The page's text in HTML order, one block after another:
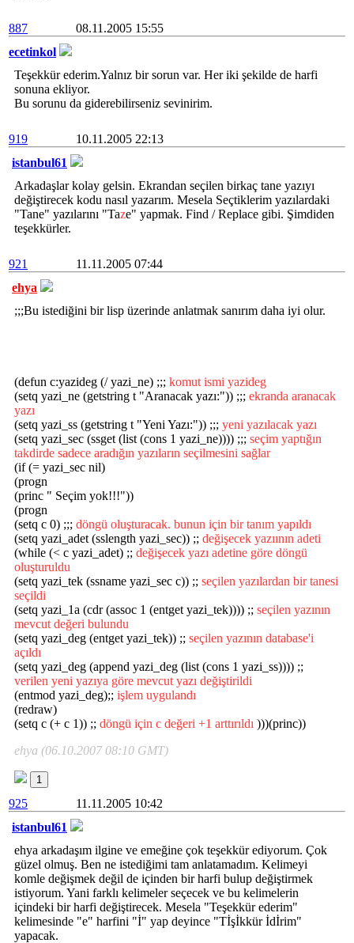
887
08.11.2005 15:55
ecetinkol
Teşekkür ederim.Yalnız bir sorun var. Her iki şekilde de harfi
sonuna ekliyor.
Bu sorunu da giderebilirseniz sevinirim.
919
10.11.2005 22:13
istanbul61
Arkadaşlar kolay gelsin. Ekrandan seçilen birkaç tane yazıyı
değiştirecek kodu nasıl yazarım. Mesela Seçtiklerim yazılardaki
"Tane" yazılarını "Taze" yapmak. Find / Replace gibi. Şimdiden
teşekkürler.
921
11.11.2005 07:44
ehya
;;;Bu istediğini bir lisp üzerinde anlatmak sanırım daha iyi olur.
(defun c:yazideg (/ yazi_ne) ;;; komut ismi yazideg
(setq yazi_ne (getstring t "Aranacak yazı:")) ;;; ekranda aranacak
yazı
(setq yazi_ss (getstring t "Yeni Yazı:")) ;;; yeni yazılacak yazı
(setq yazi_sec (ssget (list (cons 1 yazi_ne)))) ;;; seçim yaptığın
takdirde sadece aradığın yazıların seçilmesini sağlar
(if (= yazi_sec nil)
(progn
(princ " Seçim yok!!!"))
(progn
(setq c 0) ;;; döngü oluşturacak. bunun için bir tanım yapıldı
(setq yazi_adet (sslength yazi_sec)) ;; değişecek yazıının adeti
(while (< c yazi_adet) ;; değişecek yazı adetine göre döngü
oluşturuldu
(setq yazi_tek (ssname yazi_sec c)) ;; seçilen yazılardan bir tanesi
seçildi
(setq yazi_1a (cdr (assoc 1 (entget yazi_tek)))) ;; seçilen yazının
mevcut değeri bulundu
(setq yazi_deg (entget yazi_tek)) ;; seçilen yazının database'i
açıldı
(setq yazi_deg (append yazi_deg (list (cons 1 yazi_ss)))) ;;
verilen yeni yazıya göre mevcut yazı değiştirildi
(entmod yazi_deg);; işlem uygulandı
(redraw)
(setq c (+ c 1)) ;; döngü için c değeri +1 arttırıldı )))(princ))
ehya (06.10.2007 08:10 GMT)
1
925
11.11.2005 10:42
istanbul61
ehya arkadaşım ilgine ve emeğine çok teşekkür ediyorum. Çok
güzel olmuş. Ben ne istediğimi tam anlatamadım. Kelimeyi
komle değişmek değil de içinden bir harfi bulup değiştirmek
istiyorum. Yani farklı kelimeler seçecek ve bu kelimelerin
içindeki bir harfi değiştirecek. Mesela "Teşekkür ederim"
kelimesinde "e" harfini "İ" yap deyince "Tİşİkkür İdİrim"
yapacak.